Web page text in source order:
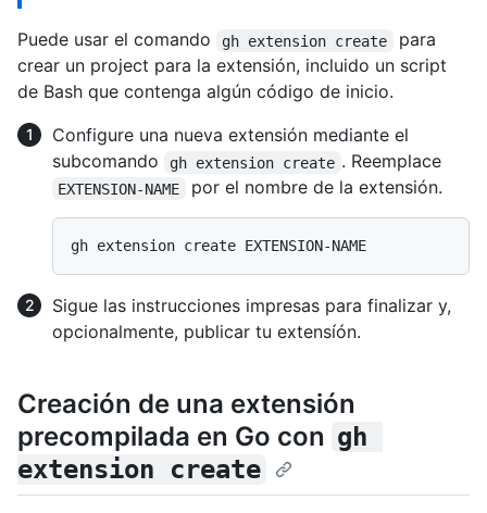
Puede usar el comando gh extension create
para
crear un project para la extensión, incluido un script
de Bash que contenga algún código de inicio.
Configure una nueva extensión mediante el
subcomando
gh extension create . Reemplace
EXTENSION-NAME por el nombre de la extensión.
Sigue las instrucciones impresas para finalizar y,
opcionalmente, publicar tu extensíón.
Creación de una extensión
precompilada en Go con gh
extension create